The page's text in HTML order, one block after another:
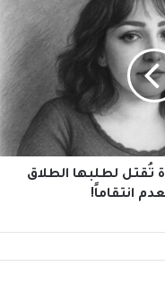
تُقتل لطلبها الطلاق
انتقاماً!